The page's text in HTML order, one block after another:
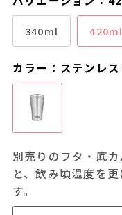
340ml 420ml
カラー：ステンレス
別売りのフタ・底
と、飲み頃温度を
す。